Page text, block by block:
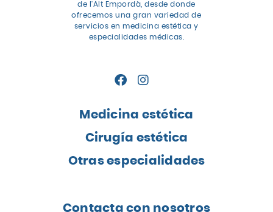
de l'Alt Empordà, desde donde
ofrecemos una gran variedad de
servicios en medicina estética y
especialidades médicas.
Medicina estética
Cirugía estética
Otras especialidades
Contacta con nosotros